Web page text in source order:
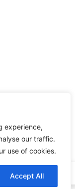
experience,
our traffic.
use of cookies.
Accept All